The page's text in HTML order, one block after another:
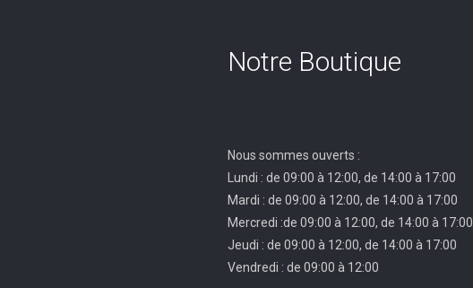
Notre Boutique
Nous sommes ouverts :
Lundi : de 09:00 à 12:00, de 14:00 à 17:00
Mardi : de 09:00 à 12:00, de 14:00 à 17:00
Mercredi :de 09:00 à 12:00, de 14:00 à 17:00
Jeudi : de 09:00 à 12:00, de 14:00 à 17:00
Vendredi : de 09:00 à 12:00